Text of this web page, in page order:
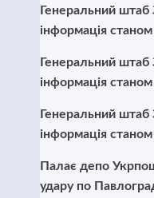
Генеральний
інформація
Генеральний
інформація
Генеральний
інформація
Палає депо
удару по